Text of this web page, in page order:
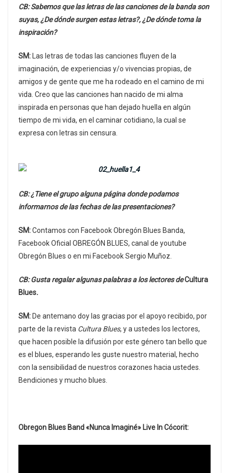
CB: Sabemos que las letras de las canciones de la banda son
suyas, ¿De dónde surgen estas letras?, ¿De dónde toma la
inspiración?
SM: Las letras de todas las canciones fluyen de la
imaginación, de experiencias y/o vivencias propias, de
amigos y de gente que me ha rodeado en el camino de mi
vida. Creo que las canciones han nacido de mi alma
inspirada en personas que han dejado huella en algún
tiempo de mi vida, en el caminar cotidiano, la cual se
expresa con letras sin censura.
CB: ¿Tiene el grupo alguna página donde podamos
informarnos de las fechas de las presentaciones?
SM:Contamos con Facebook Obregón Blues Banda,
Facebook Oficial OBREGÓN BLUES, canal de youtube
Obregón Blues o en mi Facebook Sergio Muñoz.
CB: Gusta regalar algunas palabras a los lectores deCultura
Blues.
SM: De antemano doy las gracias por el apoyo recibido, por
parte de la revista Cultura Blues, y a ustedes los lectores,
que hacen posible la difusión por este género tan bello que
es el blues, esperando les guste nuestro material, hecho
con la sensibilidad de nuestros corazones hacia ustedes.
Bendiciones y mucho blues.
Obregon Blues Band «Nunca Imaginé» Live In Cócorit: